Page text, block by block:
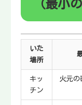
（最小
いた
場所
キッ
チン
火元